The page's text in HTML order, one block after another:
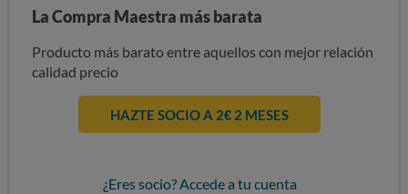
La Compra Maestra más barata
Producto más barato entre aquellos con mejor relación
calidad precio
HAZTE SOCIO A 2€ 2 MESES
¿Eres socio? Accede a tu cuenta